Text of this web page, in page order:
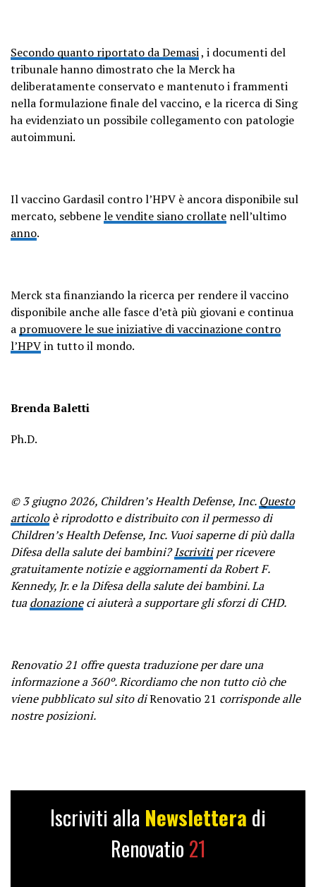
Secondo quanto riportato da Demasi, i documenti del
tribunale hanno dimostrato che la Merck ha
deliberatamente conservato e mantenuto i frammenti
nella formulazione finale del vaccino, e la ricerca di Sing
ha evidenziato un possibile collegamento con patologie
autoimmuni.
Il vaccino Gardasil contro l’HPV è ancora disponibile sul
mercato, sebbenele vendite siano crollate nell’ultimo
anno.
Merck sta finanziando la ricerca per rendere il vaccino
disponibile anche alle fasce d’età più giovani e continua
a promuovere le sue iniziative di vaccinazione contro
l’HPVin tutto il mondo.
Brenda Baletti
Ph.D.
© 3 giugno 2026, Children’s Health Defense, Inc. Questo
articoloè riprodotto e distribuito con il permesso di
Children’s Health Defense, Inc. Vuoi saperne di più dalla
Difesa della salute dei bambini?Iscrivitiper ricevere
gratuitamente notizie e aggiornamenti da Robert F.
Kennedy, Jr. e la Difesa della salute dei bambini. La
tuadonazioneci aiuterà a supportare gli sforzi di CHD.
Renovatio 21 offre questa traduzione per dare una
informazione a 360º. Ricordiamo che non tutto ciò che
viene pubblicato sul sito diRenovatio 21 corrisponde alle
nostre posizioni.
Iscriviti alla Newslettera di
Renovatio 21